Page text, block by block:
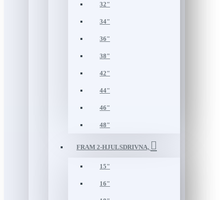
32"
34"
36"
38"
42"
44"
46"
48"
FRAM 2-HJULSDRIVNA,
15"
16"